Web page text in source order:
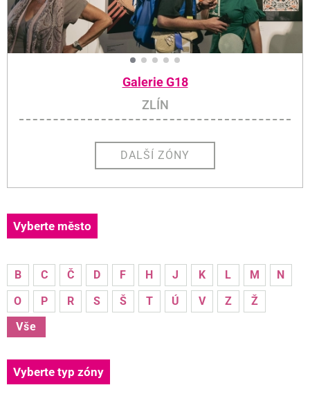
Galerie G18
ZLÍN
DALŠÍ ZÓNY
Vyberte město
B C Č D F H J K L M
N
O
P R S Š T Ú V Z
Ž
Vše
Vyberte typ zóny